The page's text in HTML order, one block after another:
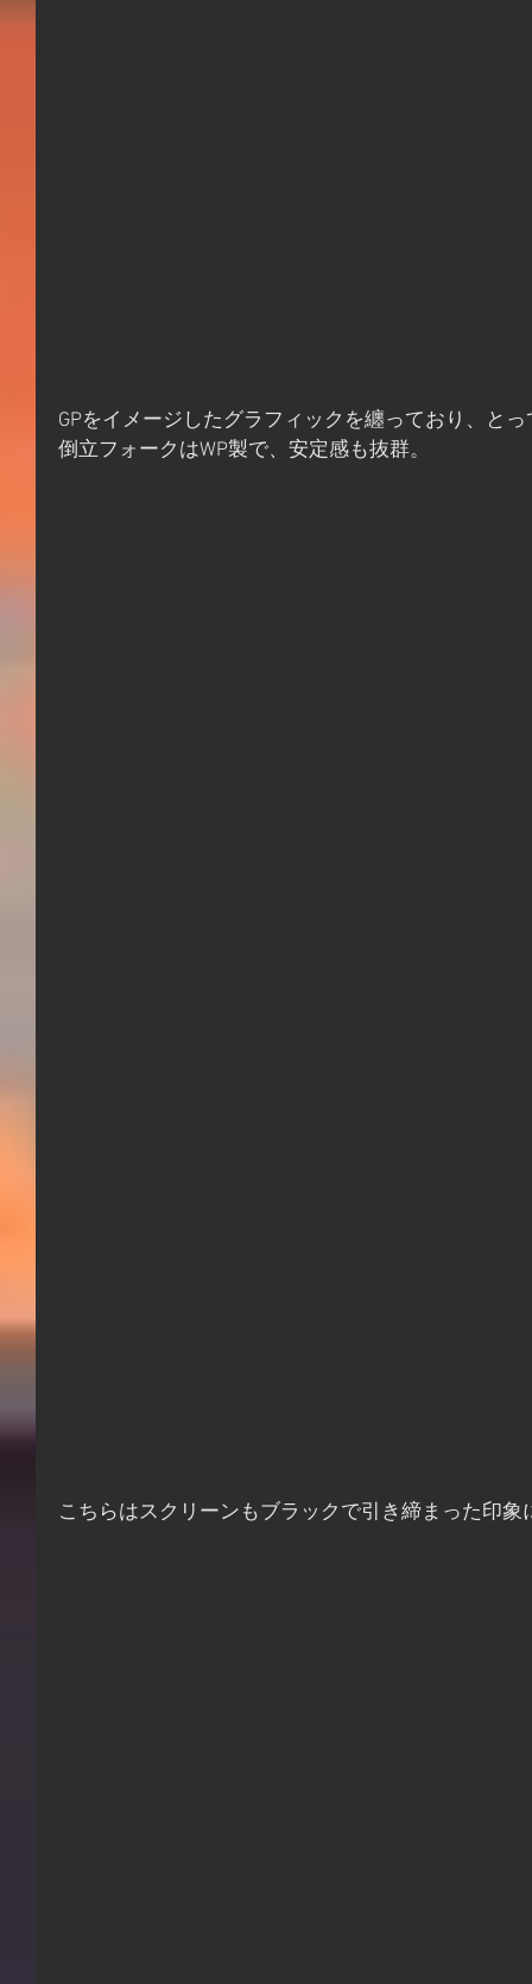
GPをイメージしたグラフィックを纏っており、と
倒立フォークはWP製で、安定感も抜群。
こちらはスクリーンもブラックで引き締まった印象